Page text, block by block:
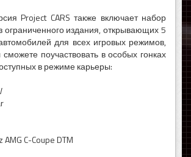
Project CARS также включает набор
ограниченного издания, открывающих 5
для всех игровых режимов,
поучаствовать в особых гонках
в режиме карьеры:
C-Coupe DTM